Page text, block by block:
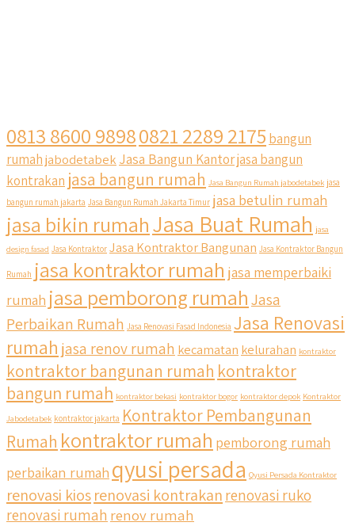
0813 8600 98980821 2289 2175 bangun
rumahjabodetabek Jasa Bangun Kantorjasa bangun
kontrakan jasa bangun rumah Jasa Bangun Rumah jabodetabek jasa
bangun rumah jakarta Jasa Bangun Rumah Jakarta Timur jasa betulin rumah
jasa bikin rumahJasa Buat Rumah jasa
design fasad Jasa Kontraktor Jasa Kontraktor Bangunan Jasa Kontraktor Bangun
Rumah jasa kontraktor rumah jasa memperbaiki
rumah jasa pemborong rumahJasa
Perbaikan Rumah Jasa Renovasi Fasad Indonesia Jasa Renovasi
rumah jasa renov rumah kecamatan kelurahan kontraktor
kontraktor bangunan rumah kontraktor
bangun rumah kontraktor bekasi kontraktor bogor kontraktor depok Kontraktor
Jabodetabek kontraktor jakarta Kontraktor Pembangunan
Rumah kontraktor rumah pemborong rumah
perbaikan rumah qyusi persada Qyusi Persada Kontraktor
renovasi kiosrenovasi kontrakanrenovasi ruko
renovasi rumah renov rumah